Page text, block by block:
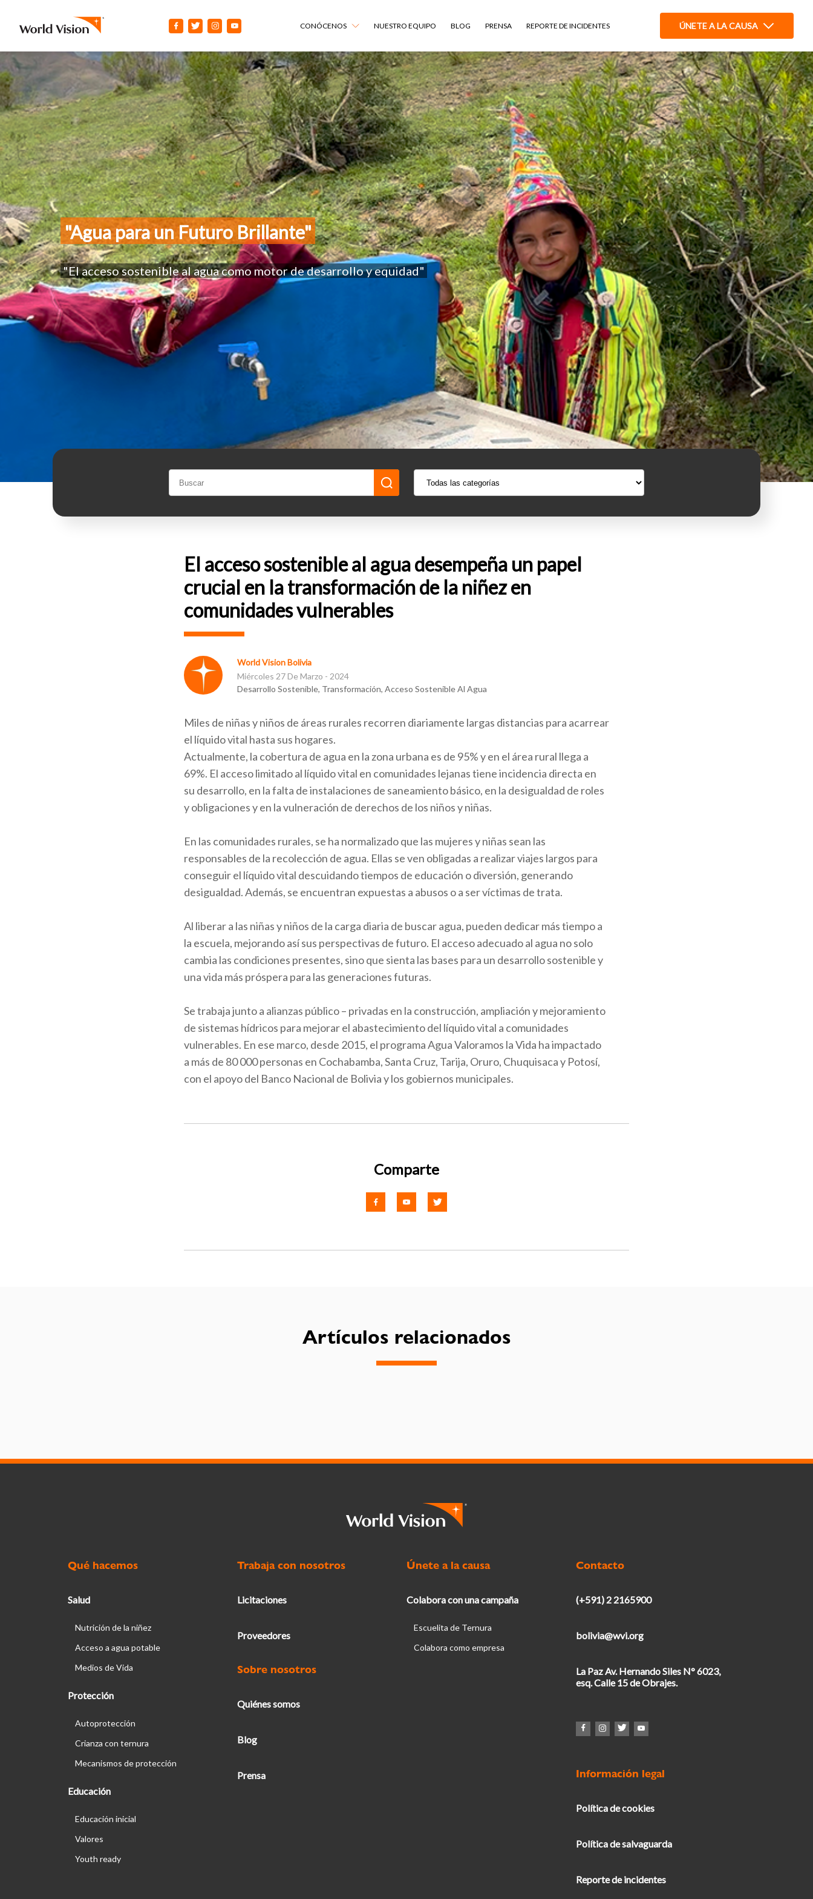
CONÓCENOS NUESTRO EQUIPO BLOG PRENSA REPORTE DE INCIDENTES ÚNETE A LA CAUSA
"Agua para un Futuro Brillante"
"El acceso sostenible al agua como motor de desarrollo y equidad"
El acceso sostenible al agua desempeña un papel
crucial en la transformación de la niñez en
comunidades vulnerables
World Vision Bolivia
Miércoles 27 De Marzo - 2024
Desarrollo Sostenible, Transformación, Acceso Sostenible Al Agua
Miles de niñas y niños de áreas rurales recorren diariamente largas distancias para acarrear
el líquido vital hasta sus hogares.
Actualmente, la cobertura de agua en la zona urbana es de 95% y en el área rural llega a
69%. El acceso limitado al líquido vital en comunidades lejanas tiene incidencia directa en
su desarrollo, en la falta de instalaciones de saneamiento básico, en la desigualdad de roles
y obligaciones y en la vulneración de derechos de los niños y niñas.
En las comunidades rurales, se ha normalizado que las mujeres y niñas sean las
responsables de la recolección de agua. Ellas se ven obligadas a realizar viajes largos para
conseguir el líquido vital descuidando tiempos de educación o diversión, generando
desigualdad. Además, se encuentran expuestas a abusos o a ser víctimas de trata.
Al liberar a las niñas y niños de la carga diaria de buscar agua, pueden dedicar más tiempo a
la escuela, mejorando así sus perspectivas de futuro. El acceso adecuado al agua no solo
cambia las condiciones presentes, sino que sienta las bases para un desarrollo sostenible y
una vida más próspera para las generaciones futuras.
Se trabaja junto a alianzas público – privadas en la construcción, ampliación y mejoramiento
de sistemas hídricos para mejorar el abastecimiento del líquido vital a comunidades
vulnerables. En ese marco, desde 2015, el programa Agua Valoramos la Vida ha impactado
a más de 80 000 personas en Cochabamba, Santa Cruz, Tarija, Oruro, Chuquisaca y Potosí,
con el apoyo del Banco Nacional de Bolivia y los gobiernos municipales.
Comparte
Artículos relacionados
Qué hacemos
Salud
Nutrición de la niñez
Acceso a agua potable
Medios de Vida
Protección
Autoprotección
Crianza con ternura
Mecanismos de protección
Educación
Educación inicial
Valores
Youth ready
Trabaja con nosotros
Licitaciones
Proveedores
Sobre nosotros
Quiénes somos
Blog
Prensa
Únete a la causa
Colabora con una campaña
Escuelita de Ternura
Colabora como empresa
Contacto
(+591) 2 2165900
bolivia@wvi.org
La Paz Av. Hernando Siles N° 6023,
esq. Calle 15 de Obrajes.
Información legal
Política de cookies
Política de salvaguarda
Reporte de incidentes